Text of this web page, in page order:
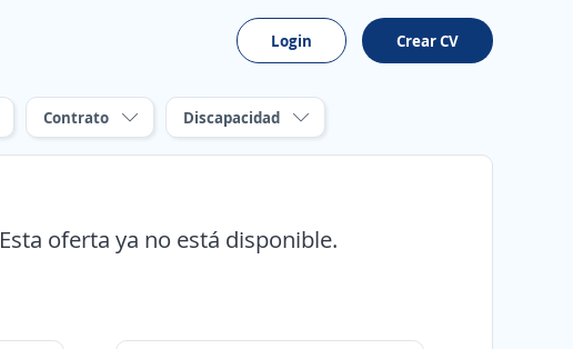
Login Crear CV
Contrato Discapacidad
Esta oferta ya no está disponible.